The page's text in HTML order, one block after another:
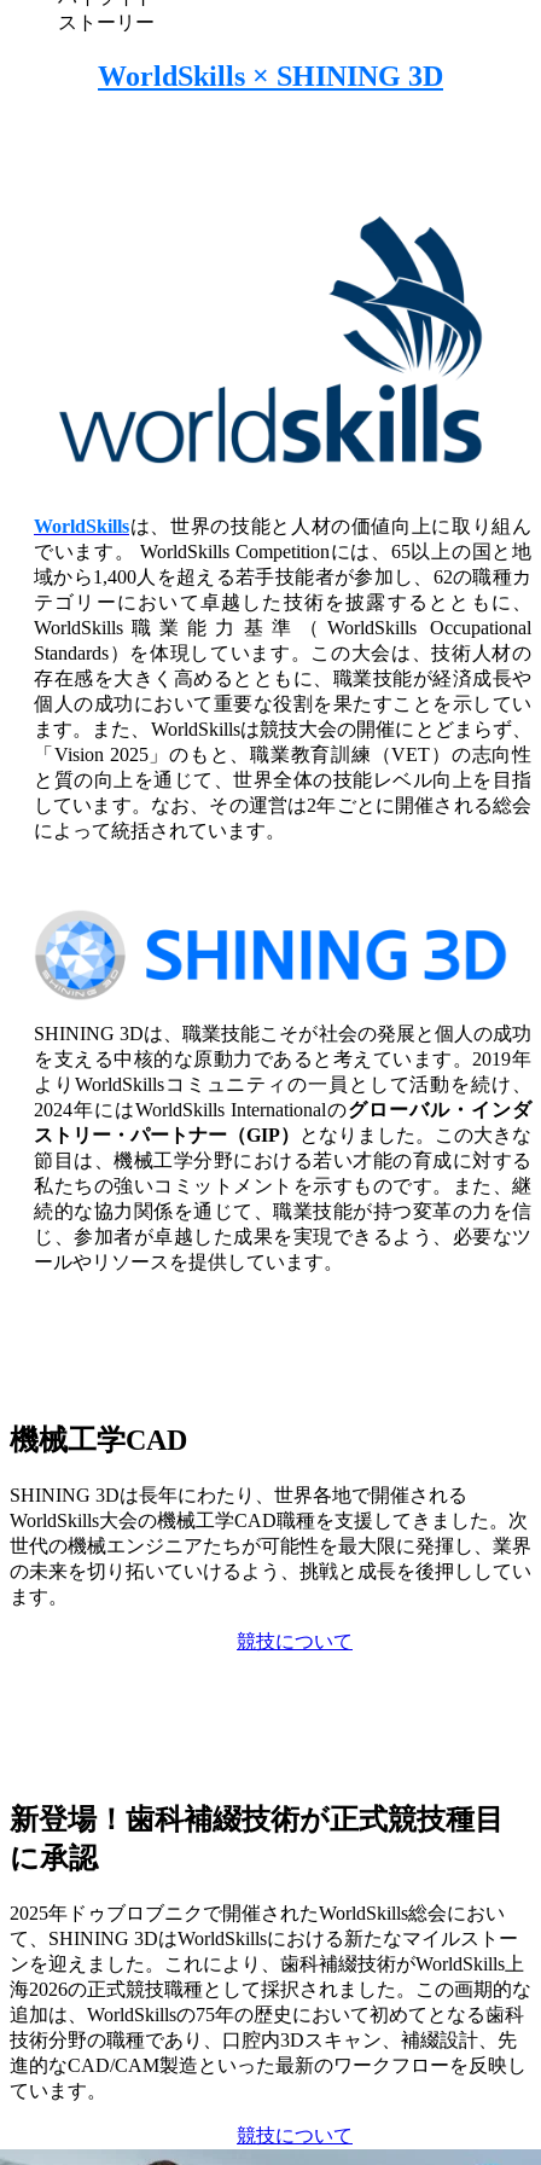
業務用・EINSCAN
オールインワン3Dスキャナー
EinScan Libre用バックパック
業務用3Dスキャンソリューションを見る
プロシューマー 自動3Dモデリング向け
コスパ抜群のプロシューマー向け3Dスキャナー
EINSTAR RockitNEW
EINSTAR 2NEW
EINSTAR VEGA
すべてのプロシューマー製品を見る
デンタル 歯科向け
無線式口腔内スキャナー
Aoralscan Elite WirelessNEW
Aoralscan 3 Wireless
Aoralscan Elf NEW
Aoralscan 3
フェイス3Dスキャナー
e-MotionNEW
MetiSmile
ラボスキャナー
AutoScan-DS-EX Pro(H)
AutoScan-DS-EX Pro(C)
後処理
FabCure N2
NEW
FabCure 2
すべてのデンタル製品を見る
ストーリー
WorldSkills × SHINING 3D
WorldSkillsは、世界の技能と人材の価値向上に取り組ん
でいます。 WorldSkills Competitionには、65以上の国と地
域から1,400人を超える若手技能者が参加し、62の職種カ
テゴリーにおいて卓越した技術を披露するとともに、
WorldSkills職業能力基準（WorldSkills Occupational
Standards）を体現しています。この大会は、技術人材の
存在感を大きく高めるとともに、職業技能が経済成長や
個人の成功において重要な役割を果たすことを示してい
ます。また、WorldSkillsは競技大会の開催にとどまらず、
「Vision 2025」のもと、職業教育訓練（VET）の志向性
と質の向上を通じて、世界全体の技能レベル向上を目指
しています。なお、その運営は2年ごとに開催される総会
によって統括されています。
SHINING 3Dは、職業技能こそが社会の発展と個人の成功
を支える中核的な原動力であると考えています。2019年
よりWorldSkillsコミュニティの一員として活動を続け、
2024年にはWorldSkills Internationalのグローバル・インダ
ストリー・パートナー（GIP）
となりました。この大きな
節目は、機械工学分野における若い才能の育成に対する
私たちの強いコミットメントを示すものです。また、継
続的な協力関係を通じて、職業技能が持つ変革の力を信
じ、参加者が卓越した成果を実現できるよう、必要なツ
ールやリソースを提供しています。
機械工学CAD
SHINING 3Dは長年にわたり、世界各地で開催される
WorldSkills大会の機械工学CAD職種を支援してきました。次
世代の機械エンジニアたちが可能性を最大限に発揮し、業界
の未来を切り拓いていけるよう、挑戦と成長を後押ししてい
ます。
競技について
新登場！歯科補綴技術が正式競技種目
に承認
2025年ドゥブロブニクで開催されたWorldSkills総会におい
て、SHINING 3DはWorldSkillsにおける新たなマイルストー
ンを迎えました。これにより、歯科補綴技術がWorldSkills上
海2026の正式競技職種として採択されました。この画期的な
追加は、WorldSkillsの75年の歴史において初めてとなる歯科
技術分野の職種であり、口腔内3Dスキャン、補綴設計、先
進的なCAD/CAM製造といった最新のワークフローを反映し
ています。
競技について